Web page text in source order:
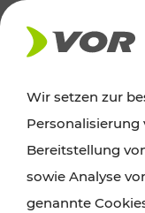
AKTUELLES
Wien,
Wir setzen zur
Personalisierung
Bereitstellung
sowie Analyse
genannte